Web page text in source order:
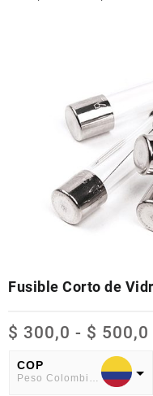
Fusible Corto de
$ 300,0 - $ 500,0
COP
Peso Colombiano